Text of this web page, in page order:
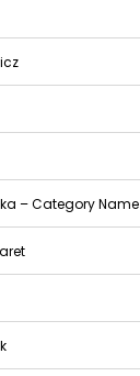
– Category Name